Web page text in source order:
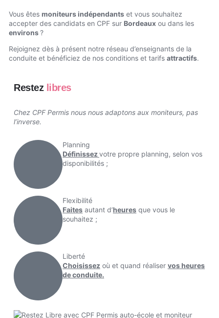
Vous êtes moniteurs indépendants et vous souhaitez
accepter des candidats en CPF sur Bordeaux ou dans les
environs?
Rejoignez dès à présent notre réseau d’enseignants de la
conduite et bénéficiez de nos conditions et tarifs attractifs.
Restez libres
Chez CPF Permis nous nous adaptons aux moniteurs, pas
l’inverse.
Planning
Définissez votre propre planning, selon vos
disponibilités ;
Flexibilité
Faites autant d’heures que vous le
souhaitez ;
Liberté
Choisissez où et quand réaliser vos heures
de conduite.